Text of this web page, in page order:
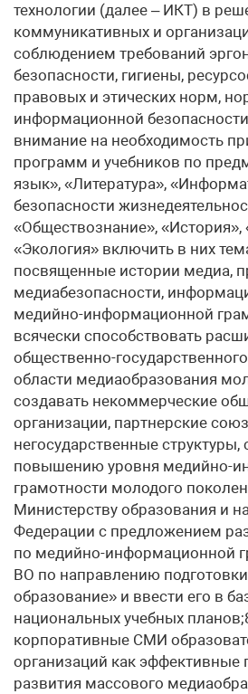
технологии (далее – ИКТ) в
коммуникативных и
соблюдением требований
безопасности, гигиены,
правовых и этических норм,
информационной
внимание на необходимость
программ и учебников по
язык», «Литература»,
безопасности
«Обществознание», «История»,
«Экология» включить в них
посвященные истории медиа,
медиабезопасности,
медийно-информационной
всячески способствовать
общественно-
области медиаобразования
создавать некоммерческие
организации, партнерские
негосударственные
повышению уровня медийно-
грамотности молодого
Министерству образования и
Федерации с предложением
по медийно-информационной
ВО по направлению
образование» и ввести его в
национальных учебных
корпоративные СМИ
организаций как эффективные
развития массового